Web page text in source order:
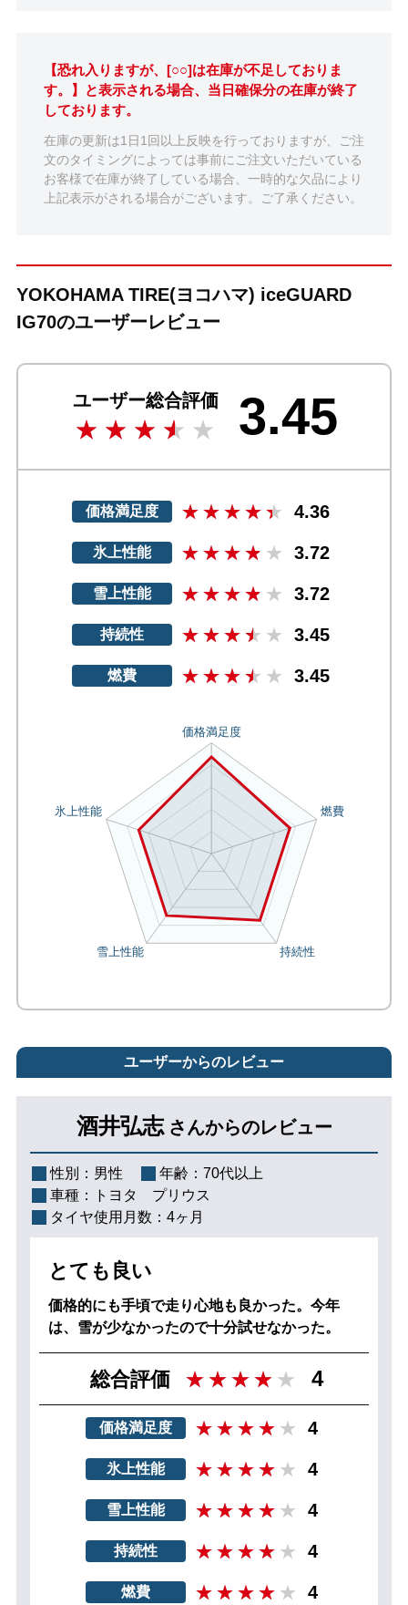
【恐れ入りますが、[○○]は在庫が不足しておりま
す。】と表示される場合、当日確保分の在庫が終了
しております。
在庫の更新は1日1回以上反映を行っておりますが、ご注
文のタイミングによっては事前にご注文いただいている
お客様で在庫が終了している場合、一時的な欠品により
上記表示がされる場合がございます。ご了承ください。
YOKOHAMA TIRE(ヨコハマ) iceGUARD
IG70のユーザーレビュー
ユーザー総合評価 3.45
価格満足度 4.36
氷上性能 3.72
雪上性能 3.72
持続性 3.45
燃費 3.45
ユーザーからのレビュー
酒井弘志 さんからのレビュー
性別： 男性 年齢： 70代以上
車種：
トヨタ プリウス
タイヤ使用月数： 4ヶ月
とても良い
価格的にも手頃で走り心地も良かった。今年
は、雪が少なかったので十分試せなかった。
総合評価 4
価格満足度 4
氷上性能 4
雪上性能 4
持続性 4
燃費 4